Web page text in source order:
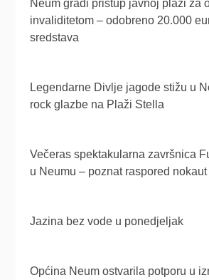
Neum gradi pristup javnoj plaži za
invaliditetom – odobreno 20.000
sredstava
Legendarne Divlje jagode stižu u
rock glazbe na Plaži Stella
Večeras spektakularna završnica
u Neumu – poznat raspored nokaut
Jazina bez vode u ponedjeljak
Općina Neum ostvarila potporu u